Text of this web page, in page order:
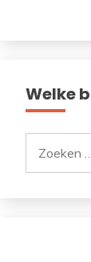
Welke
naar: